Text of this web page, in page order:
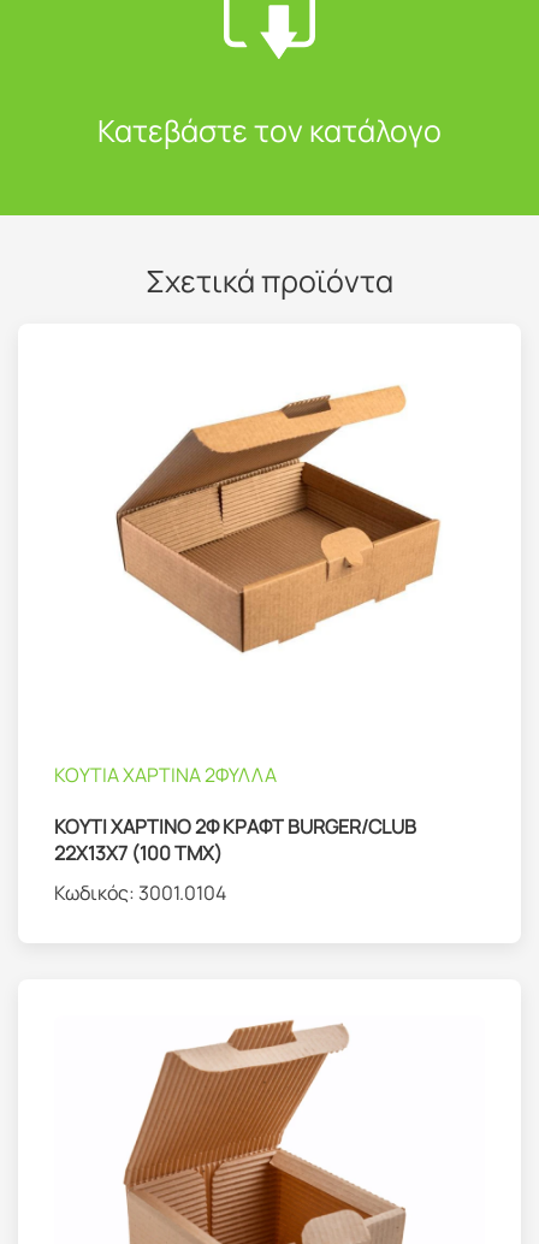
Κατεβάστε τον κατάλογο
Σχετικά προϊόντα
ΚΟΥΤΙΑ ΧΑΡΤΙΝΑ 2ΦΥΛΛΑ
ΚΟΥΤΙ ΧΑΡΤΙΝΟ 2Φ ΚΡΑΦΤ BURGER/CLUB
22Χ13Χ7 (100 ΤΜΧ)
Κωδικός: 3001.0104